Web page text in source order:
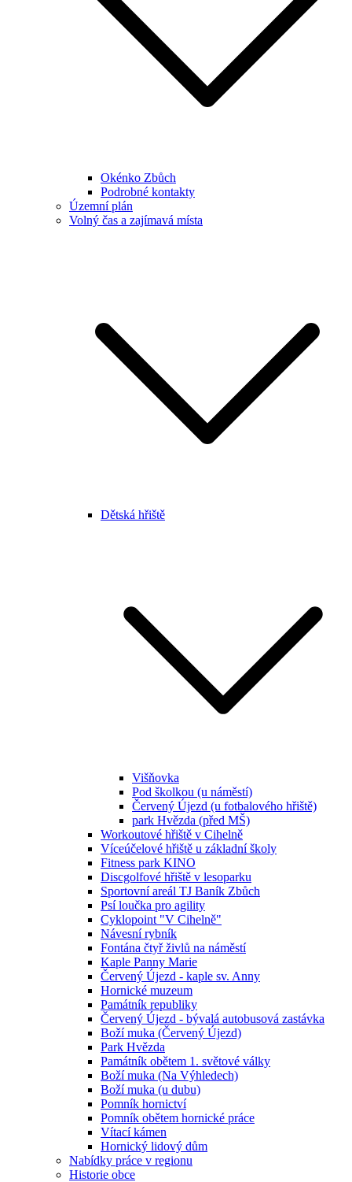
Okénko Zbůch
Podrobné kontakty
Územní plán
Volný čas a zajímavá místa
Dětská hřiště
Višňovka
Pod školkou (u náměstí)
Červený Újezd (u fotbalového hřiště)
park Hvězda (před MŠ)
Workoutové hřiště v Cihelně
Víceúčelové hřiště u základní školy
Fitness park KINO
Discgolfové hřiště v lesoparku
Sportovní areál TJ Baník Zbůch
Psí loučka pro agility
Cyklopoint "V Cihelně"
Návesní rybník
Fontána čtyř živlů na náměstí
Kaple Panny Marie
Červený Újezd - kaple sv. Anny
Hornické muzeum
Památník republiky
Červený Újezd - bývalá autobusová zastávka
Boží muka (Červený Újezd)
Park Hvězda
Památník obětem 1. světové války
Boží muka (Na Výhledech)
Boží muka (u dubu)
Pomník hornictví
Pomník obětem hornické práce
Vítací kámen
Hornický lidový dům
Nabídky práce v regionu
Historie obce